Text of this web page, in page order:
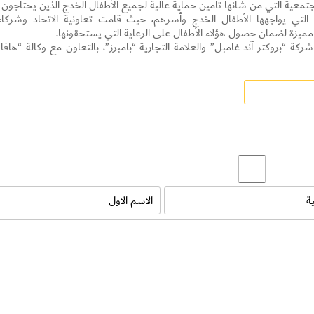
التي من شأنها تأمين حماية عالية لجميع الأطفال الخدج الذين يحتاجون
التي يواجهها الأطفال الخدج وأسرهم، حيث قامت تعاونية الاتحاد
مميزة لضمان حصول هؤلاء الأطفال على الرعاية التي يستحقونها.
“بروكتر آند غامبل” والعلامة التجارية “بامبرز”، بالتعاون مع وكالة